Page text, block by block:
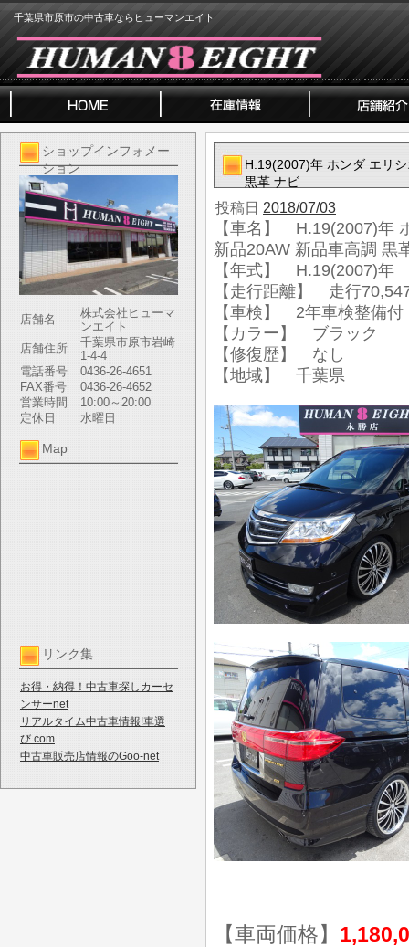
千葉県市原市の中古車ならヒューマンエイト
ショップインフォメー
ション
店舗名
株式会社ヒューマ
ンエイト
店舗住所
千葉県市原市岩崎
1-4-4
電話番号
0436-26-4651
FAX番号
0436-26-4652
営業時間
10:00～20:00
定休日
水曜日
Map
リンク集
お得・納得！中古車探しカーセ
ンサーnet
リアルタイム中古車情報!車選
び.com
中古車販売店情報のGoo-net
H.19(2007)年 ホンダ エリ
黒革 ナビ
投稿日 2018/07/03
【車名】 H.19(2007)年
新品20AW 新品車高調 黒
【年式】 H.19(2007)年
【走行距離】 走行
【車検】 2年車検整備付
【カラー】 ブラック
【修復歴】 なし
【地域】 千葉県
【車両価格】